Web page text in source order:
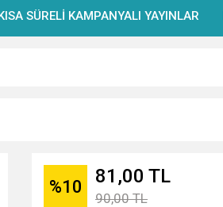
SÜRELİ KAMPANYALI YAYINLAR
%10 81,00 TL
90,00 TL